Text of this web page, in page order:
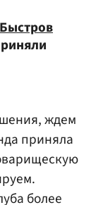
ждем
приняла
более